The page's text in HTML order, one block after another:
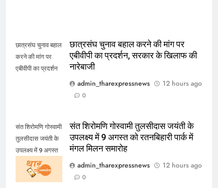
छात्रसंघ चुनाव बहाल
करने की मांग पर
एबीवीपी का प्रदर्शन
छात्रसंघ चुनाव बहाल करने की मांग पर
एबीवीपी का प्रदर्शन, सरकार के खिलाफ की
नारेबाजी
admin_tharexpressnews
12 hours ago
0
संत शिरोमणि गोस्वामी
तुलसीदास जयंती के
उपलक्ष्य में 9 अगस्त
को रतनबिहारी पार्क में
मंगल मिलन समारोह
संत शिरोमणि गोस्वामी तुलसीदास जयंती के
उपलक्ष्य में 9 अगस्त को रतनबिहारी पार्क में
मंगल मिलन समारोह
admin_tharexpressnews
12 hours ago
0